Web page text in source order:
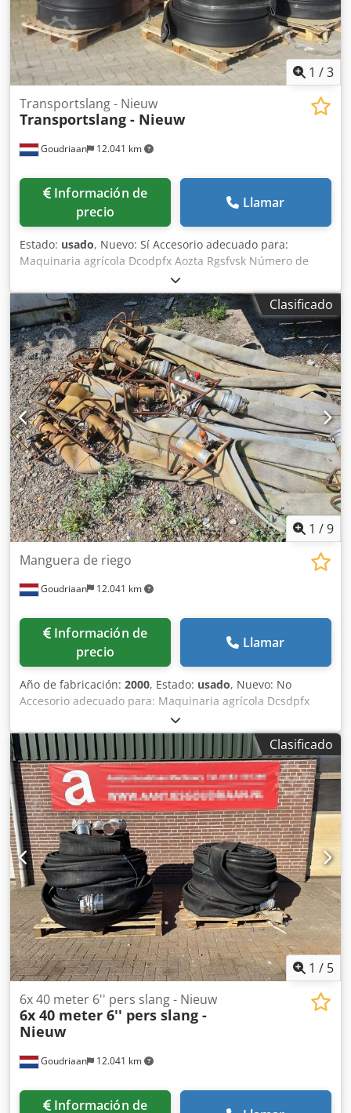
1 /3
Goudriaan 12.041 km
Transportslang - Nieuw
Transportslang - Nieuw
Información de
precio
Llamar
Estado: usado, Nuevo: Sí Accesorio adecuado para:
Maquinaria agrícola Dcodpfx Aozta Rgsfvsk Número de
Clasificado
1 /9
Goudriaan 12.041 km
Manguera de riego
Información de
precio
Llamar
Año de fabricación: 2000, Estado: usado, Nuevo: No
Accesorio adecuado para: Maquinaria agrícola Dcsdpfx
Clasificado
1 / 5
Goudriaan 12.041 km
6x 40 meter 6'' pers slang - Nieuw
6x 40 meter 6'' pers slang -
Nieuw
Información de